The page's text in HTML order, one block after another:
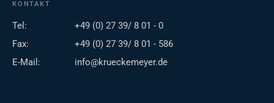
KONTAKT
Tel:
+49 (0) 27 39/ 8 01 - 0
Fax:
+49 (0) 27 39/ 8 01 - 586
E-Mail:
info@krueckemeyer.de